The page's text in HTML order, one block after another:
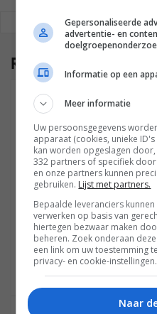
REAGEREN
Reacties
PETER VD KANT
Als trouwe lezer van jullie
het me opvalt dat jullie
enorm naar het
doodzonde, dit soort
jullie site en ik weet zeker
zijn. 🙂
Reageren
Gepersonaliseerde
advertentie- en
Informatie op een
Meer informatie
Uw persoonsgegevens
apparaat (cookies, unieke
kan worden opgeslagen
332 partners of specifiek
en onze partners kunnen
gebruiken. Lijst met partners.
Bepaalde leveranciers
verwerken op basis van
hiertegen bezwaar maken
beheren. Zoek onderaan
een link om uw toestemming
privacy- en cookie-instellingen.
Naar